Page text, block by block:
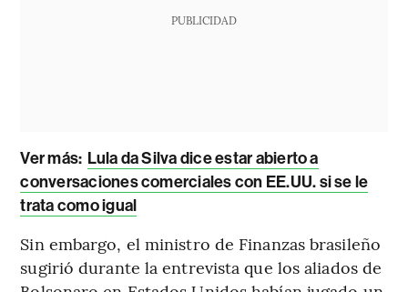
PUBLICIDAD
Ver más: Lula da Silva dice estar abierto a
conversaciones comerciales con EE.UU. si se le
trata como igual
Sin embargo, el ministro de Finanzas brasileño
sugirió durante la entrevista que los aliados de